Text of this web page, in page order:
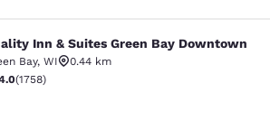
Suites Green Bay
Inn & Suites Green Bay Downtown
Bay, WI
0.44 km
de 4.04 estrellas. Muy bueno. 1758
(1758)